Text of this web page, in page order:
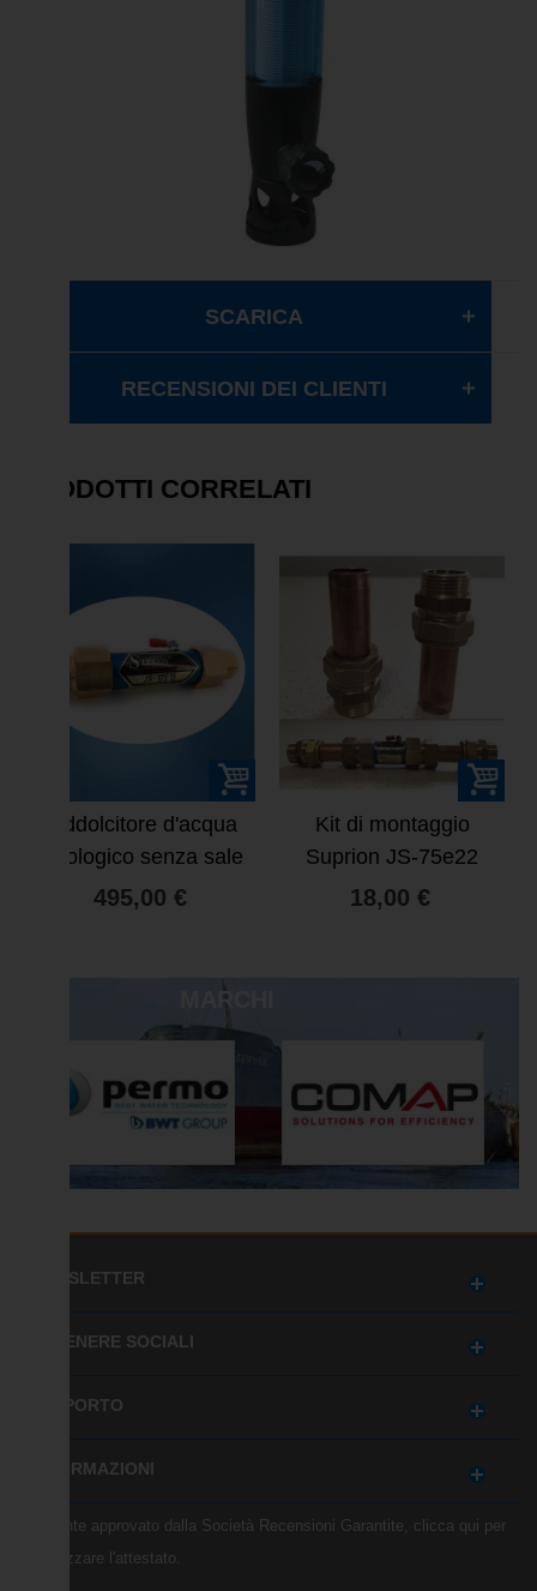
SCARICA
RECENSIONI DEI CLIENTI
PRODOTTI CORRELATI
Kit di montaggio
Suprion JS-75e22
18,00 €
VENDITA
Filtro automatico
autopulente
148,80 € 186,00 €
MARCHI
NEWSLETTER
OTTENERE SOCIALI
SUPPORTO
INFORMAZIONI
Mercante approvato dalla Società Recensioni Garantite, clicca qui per
visualizzare l'attestato